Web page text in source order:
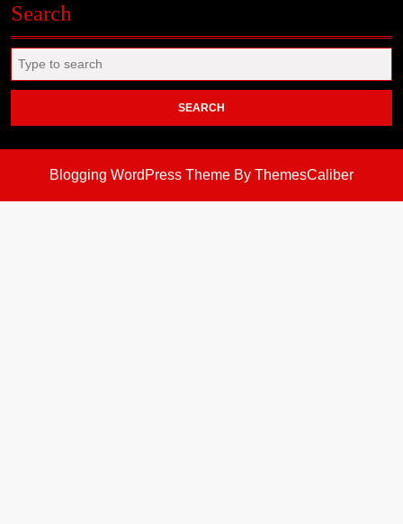
Search
for:
Blogging WordPress Theme By ThemesCaliber